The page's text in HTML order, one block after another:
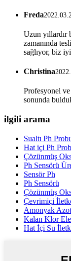
Freda
Uzun yıllardır
zamanında
sağlıyor, biz
Christina
Profesyonel
sonunda
ilgili arama
Sualtı Ph
Hat içi Ph
Çözünmüş
Ph Sensörü
Sensör Ph
Ph Sensörü
Çözünmüş
Çevrimiçi
Amonyak
Kalan Klor
Hat İçi Su